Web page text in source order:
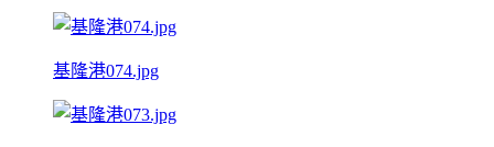
基隆港074.jpg